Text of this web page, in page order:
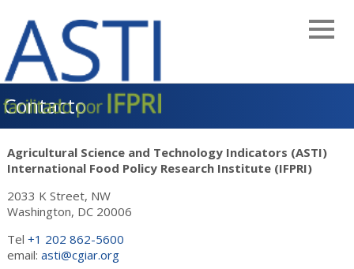
main
navigation
Contacto
Agricultural Science and Technology Indicators (ASTI)
International Food Policy Research Institute (IFPRI)
2033 K Street, NW
Washington, DC 20006
Tel +1 202 862-5600
email: asti@cgiar.org